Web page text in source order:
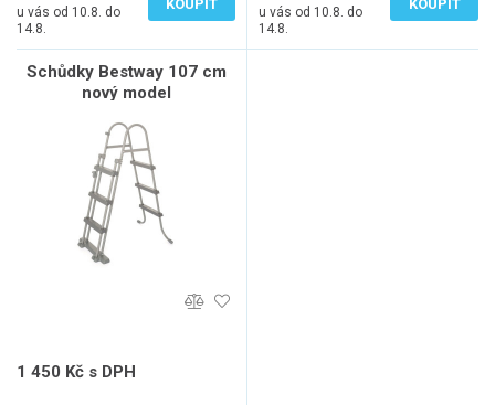
u vás od 10.8. do
14.8.
KOUPIT
u vás od 10.8. do
14.8.
KOUPIT
Schůdky Bestway 107 cm
nový model
1 450 Kč s DPH